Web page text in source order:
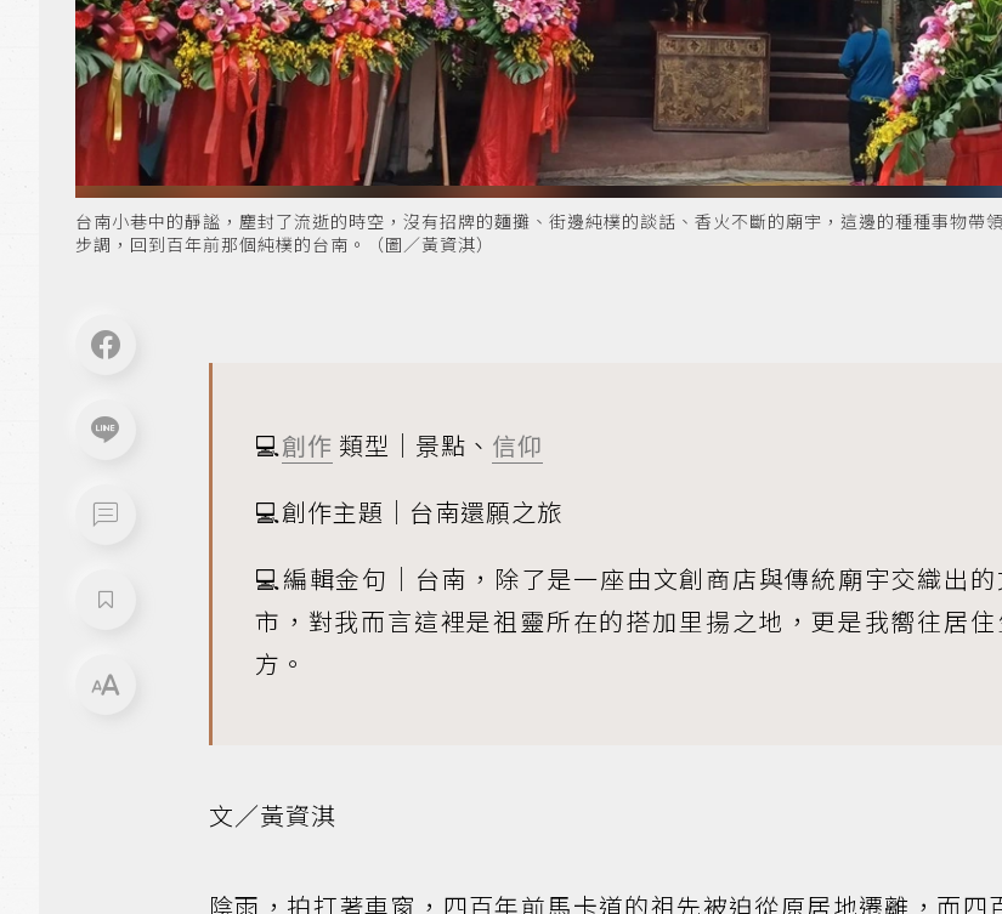
台南小巷中的靜謐，塵封了流逝的時空，沒有招牌的麵攤、街邊純樸的談話、香火不斷的廟宇，這邊的種種事物帶
步調，回到百年前那個純樸的台南。（圖／黃資淇）
💻創作 類型｜景點、 信仰
💻創作主題｜台南還願之旅
💻編輯金句｜台南，除了是一座由文創商店與傳統廟宇交織出
市，對我而言這裡是祖靈所在的搭加里揚之地，更是我嚮往居
方。
文／黃資淇
陰雨，拍打著車窗，四百年前馬卡道的祖先被迫從原居地遷離，而四